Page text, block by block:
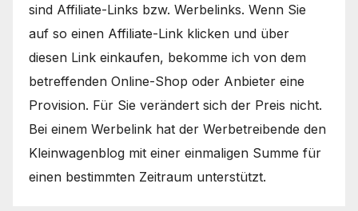
sind Affiliate-Links bzw. Werbelinks. Wenn Sie
auf so einen Affiliate-Link klicken und über
diesen Link einkaufen, bekomme ich von dem
betreffenden Online-Shop oder Anbieter eine
Provision. Für Sie verändert sich der Preis nicht.
Bei einem Werbelink hat der Werbetreibende den
Kleinwagenblog mit einer einmaligen Summe für
einen bestimmten Zeitraum unterstützt.